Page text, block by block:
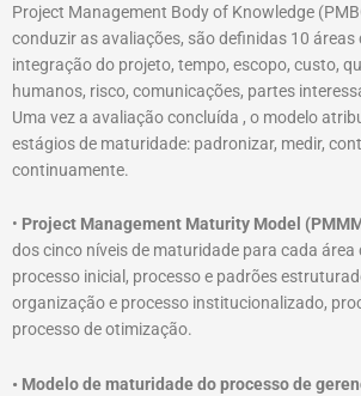
Project Management Body of Knowledge
conduzir as avaliações, são definidas 10 áreas
integração do projeto, tempo, escopo, custo,
humanos, risco, comunicações, partes
Uma vez a avaliação concluída , o modelo
estágios de maturidade: padronizar, medir,
continuamente.
• Project Management Maturity Model
dos cinco níveis de maturidade para cada área
processo inicial, processo e padrões
organização e processo institucionalizado,
processo de otimização.
• Modelo de maturidade do processo de